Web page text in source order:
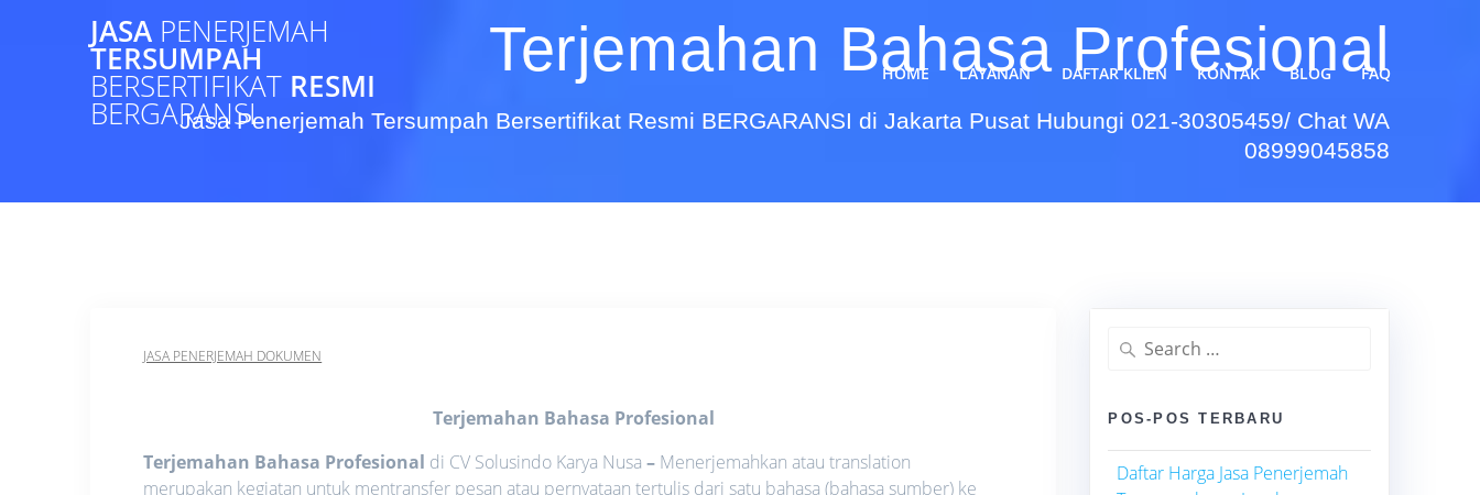
JASA PENERJEMAH
TERSUMPAH
BERSERTIFIKAT RESMI
BERGARANSI
HOME LAYANAN DAFTAR KLIEN KONTAK BLOG FAQ
Terjemahan Bahasa Profesional
Jasa Penerjemah Tersumpah Bersertifikat Resmi BERGARANSI di Jakarta Pusat Hubungi 021-30305459/ Chat WA
08999045858
JASA PENERJEMAH DOKUMEN
Terjemahan Bahasa Profesional
Terjemahan Bahasa Profesional di CV Solusindo Karya Nusa – Menerjemahkan atau translation
merupakan kegiatan untuk mentransfer pesan atau pernyataan tertulis dari satu bahasa (bahasa sumber) ke
Search
for:
POS-POS TERBARU
Daftar Harga Jasa Penerjemah